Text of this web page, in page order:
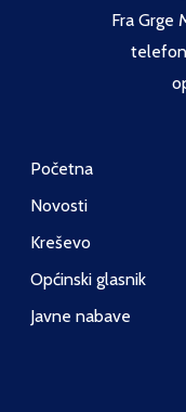
Fra Grge
Početna
Novosti
Kreševo
Općinski glasnik
Javne nabave